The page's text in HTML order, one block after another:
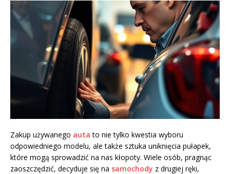
Zakup używanego auta to nie tylko kwestia wyboru
odpowiedniego modelu, ale także sztuka uniknięcia pułapek,
które mogą sprowadzić na nas kłopoty. Wiele osób, pragnąc
zaoszczędzić, decyduje się na samochody z drugiej ręki,